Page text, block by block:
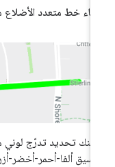
خط متعدد الأضلاع